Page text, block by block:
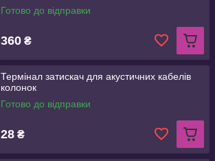
Готово до відправки
360 ₴
Термінал затискач для акустичних кабелів
колонок
Готово до відправки
28 ₴